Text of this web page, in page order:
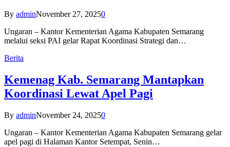
By adminNovember 27, 20250
Ungaran – Kantor Kementerian Agama Kabupaten Semarang
melalui seksi PAI gelar Rapat Koordinasi Strategi dan…
Berita
Kemenag Kab. Semarang Mantapkan
Koordinasi Lewat Apel Pagi
By adminNovember 24, 20250
Ungaran – Kantor Kementerian Agama Kabupaten Semarang gelar
apel pagi di Halaman Kantor Setempat, Senin…